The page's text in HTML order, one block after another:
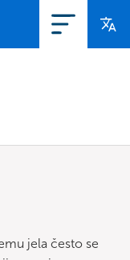
jela često se